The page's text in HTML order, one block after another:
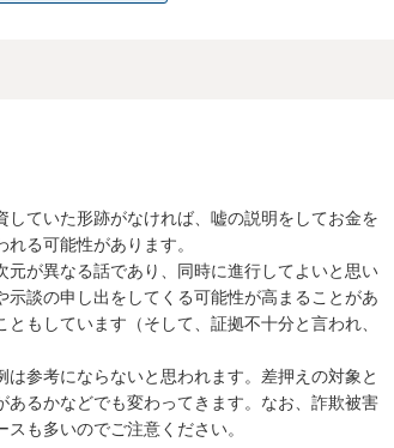
していた形跡がなければ、嘘の説明をしてお金を
る可能性があります。
元が異なる話であり、同時に進行してよいと思い
談の申し出をしてくる可能性が高まることがあ
もしています（そして、証拠不十分と言われ、
参考にならないと思われます。差押えの対象と
るかなどでも変わってきます。なお、詐欺被害
も多いのでご注意ください。